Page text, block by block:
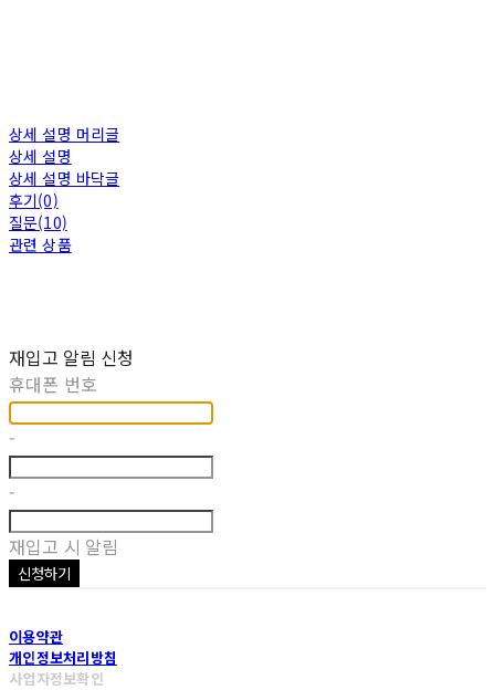
상세 설명 머리글
상세 설명
상세 설명 바닥글
후기(0)
질문(10)
관련 상품
재입고 알림 신청
휴대폰 번호
-
-
재입고 시 알림
신청하기
이용약관
개인정보처리방침
사업자정보확인